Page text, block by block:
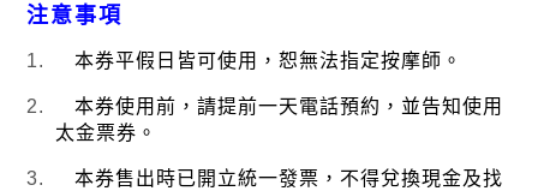
注意事項
1. 本券平假日皆可使用，恕無法指定按摩師。
2.
本券使用前，請提前一天電話預約，並告知使用
太金票券。
3.
本券售出時已開立統一發票，不得兌換現金及找